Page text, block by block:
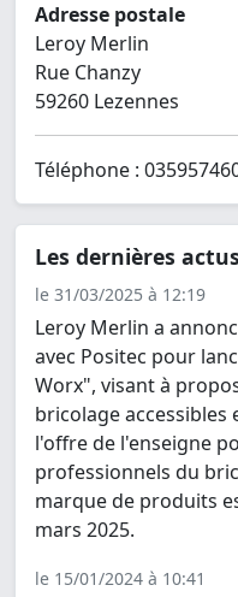
Adresse postale
Leroy Merlin
Rue Chanzy
59260 Lezennes
Téléphone :
Les dernières
le 31/03/2025 à 12:19
Leroy Merlin a
avec Positec pour
Worx", visant à
bricolage
l'offre de l'enseigne
professionnels du
marque de produits
mars 2025.
le 15/01/2024 à 10:41